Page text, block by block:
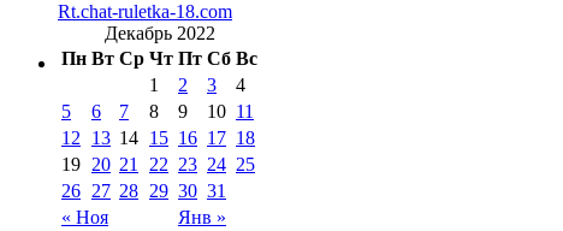
Rt.chat-ruletka-18.com
Декабрь 2022
Пн Вт Ср Чт Пт Сб Вс
« Ноя Янв »
1 2 3
4
5
6 7 8 9 10 11
12
13 14 15 16 17 18
19 20 21 22 23 24 25
26 27 28 29 30 31